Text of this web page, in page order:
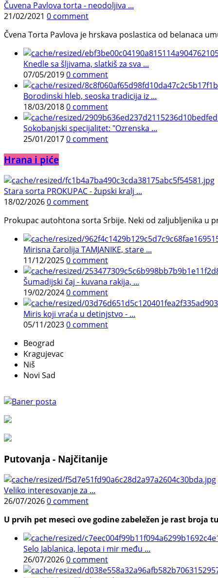
Čuvena Pavlova torta - neodoljiva ...
21/02/2021 0 comment
Čvena Torta Pavlova je hrskava poslastica od belanaca
Knedle sa šljivama, slatkiš za sva ...
07/05/20190 comment
Borodinski hleb, seoska tradicija iz ...
18/03/20180 comment
Sokobanjski specijalitet: "Ozrenska ...
25/01/20170 comment
Hrana i piće
Stara sorta PROKUPAC - župski kralj ...
18/02/20260 comment
Prokupac autohtona sorta Srbije. Neki od zaljubljenika u
Mirisna čarolija TAMJANIKE, stare ...
11/12/20250 comment
Šumadijski čaj - kuvana rakija, ...
19/02/20240 comment
Miris koji vraća u detinjstvo - ...
05/11/20230 comment
Beograd
Kragujevac
Niš
Novi Sad
Putovanja - Najčitanije
Veliko interesovanje za ...
26/07/20260 comment
U prvih pet meseci ove godine zabeležen je rast
Selo Jablanica, lepota i mir među ...
26/07/20260 comment